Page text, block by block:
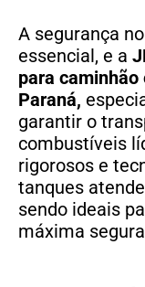
A segurança
essencial, e a
para caminhão
Paraná,
garantir o
combustíveis
rigorosos e
tanques
sendo ideais
máxima